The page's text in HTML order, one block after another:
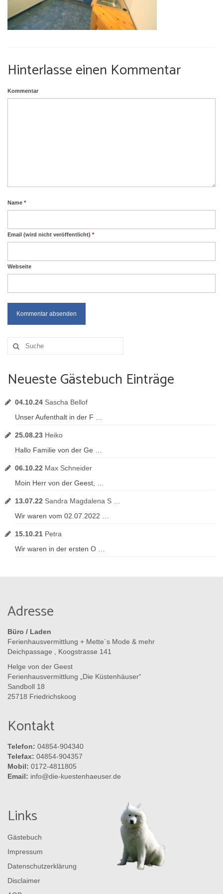
Umgebung
Hinterlasse einen Kommentar
Kommentar
Name *
Email (wird nicht veröffentlicht) *
Webseite
Suche
nach:
Neueste Gästebuch Einträge
04.10.24 Sascha Bellof
Unser Aufenthalt in der F …
25.08.23 Heiko
Hallo Familie von der Ge …
06.10.22 Max Schneider
Moin Herr von der Geest, …
13.07.22 Sandra Magdalena S …
Wir waren vom 02.07.2022 …
15.10.21 Petra
Wir waren in der ersten O …
Adresse
Büro / Laden
Ferienhausvermittlung + Mette`s Mode & mehr
Deichpassage , Koogstrasse 141
Helge von der Geest
Ferienhausvermittlung „Die Küstenhäuser“
Sandboll 18
25718 Friedrichskoog
Kontakt
Telefon: 04854-904340
Telefax: 04854-904357
Mobil: 0172-4811805
Email: info@die-kuestenhaeuser.de
Links
Gästebuch
Impressum
Datenschutzerklärung
Disclaimer